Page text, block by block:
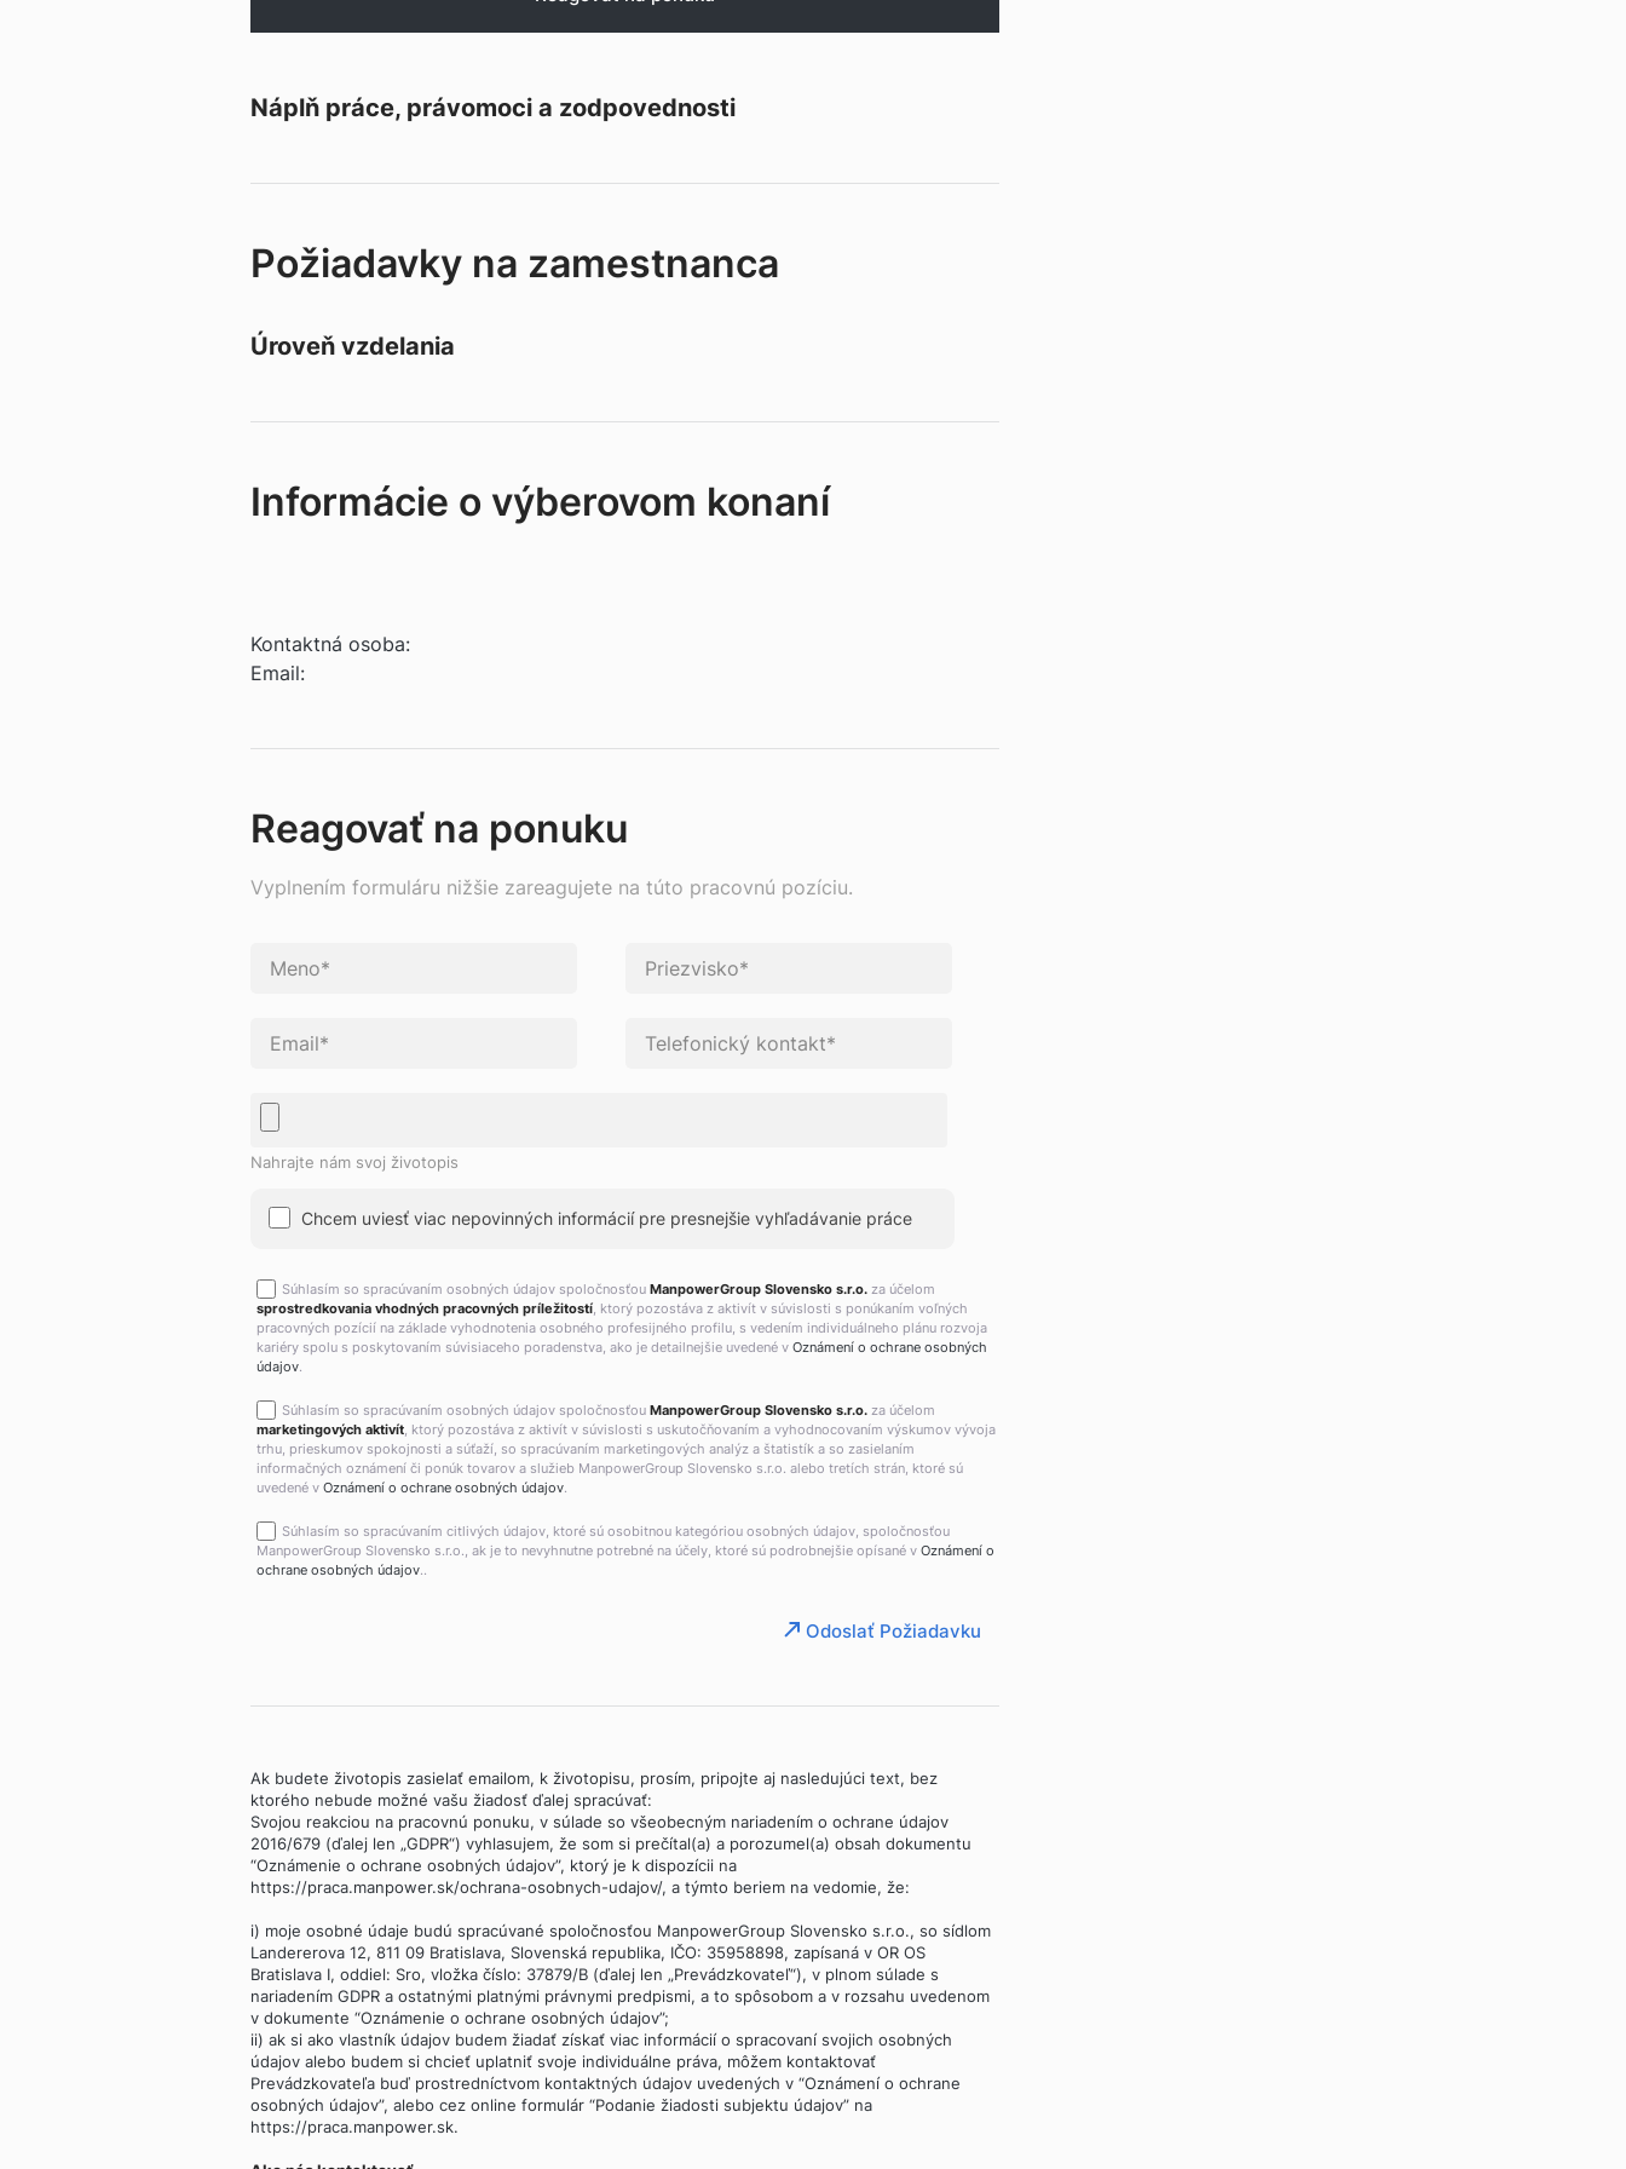
Náplň práce, právomoci a zodpovednosti
Požiadavky na zamestnanca
Úroveň vzdelania
Informácie o výberovom konaní
Kontaktná osoba:
Email:
Reagovať na ponuku
Vyplnením formuláru nižšie zareagujete na túto pracovnú pozíciu.
Nahrajte nám svoj životopis
Chcem uviesť viac nepovinných informácií pre presnejšie vyhľadávanie práce
Súhlasím so spracúvaním osobných údajov spoločnosťou ManpowerGroup Slovensko s.r.o. za účelom
sprostredkovania vhodných pracovných príležitostí, ktorý pozostáva z aktivít v súvislosti s ponúkaním voľných
pracovných pozícií na základe vyhodnotenia osobného profesijného profilu, s vedením individuálneho plánu rozvoja
kariéry spolu s poskytovaním súvisiaceho poradenstva, ako je detailnejšie uvedené v Oznámení o ochrane osobných
údajov.
Súhlasím so spracúvaním osobných údajov spoločnosťou ManpowerGroup Slovensko s.r.o. za účelom
marketingových aktivít, ktorý pozostáva z aktivít v súvislosti s uskutočňovaním a vyhodnocovaním výskumov vývoja
trhu, prieskumov spokojnosti a súťaží, so spracúvaním marketingových analýz a štatistík a so zasielaním
informačných oznámení či ponúk tovarov a služieb ManpowerGroup Slovensko s.r.o. alebo tretích strán, ktoré sú
uvedené v Oznámení o ochrane osobných údajov.
Súhlasím so spracúvaním citlivých údajov, ktoré sú osobitnou kategóriou osobných údajov, spoločnosťou
ManpowerGroup Slovensko s.r.o., ak je to nevyhnutne potrebné na účely, ktoré sú podrobnejšie opísané v Oznámení o
ochrane osobných údajov..
Odoslať Požiadavku
Ak budete životopis zasielať emailom, k životopisu, prosím, pripojte aj nasledujúci text, bez
ktorého nebude možné vašu žiadosť ďalej spracúvať:
Svojou reakciou na pracovnú ponuku, v súlade so všeobecným nariadením o ochrane údajov
2016/679 (ďalej len „GDPR“) vyhlasujem, že som si prečítal(a) a porozumel(a) obsah dokumentu
“Oznámenie o ochrane osobných údajov”, ktorý je k dispozícii na
https://praca.manpower.sk/ochrana-osobnych-udajov/, a týmto beriem na vedomie, že:
i) moje osobné údaje budú spracúvané spoločnosťou ManpowerGroup Slovensko s.r.o., so sídlom
Landererova 12, 811 09 Bratislava, Slovenská republika, IČO: 35958898, zapísaná v OR OS
Bratislava I, oddiel: Sro, vložka číslo: 37879/B (ďalej len „Prevádzkovateľ“), v plnom súlade s
nariadením GDPR a ostatnými platnými právnymi predpismi, a to spôsobom a v rozsahu uvedenom
v dokumente “Oznámenie o ochrane osobných údajov”;
ii) ak si ako vlastník údajov budem žiadať získať viac informácií o spracovaní svojich osobných
údajov alebo budem si chcieť uplatniť svoje individuálne práva, môžem kontaktovať
Prevádzkovateľa buď prostredníctvom kontaktných údajov uvedených v “Oznámení o ochrane
osobných údajov”, alebo cez online formulár “Podanie žiadosti subjektu údajov” na
https://praca.manpower.sk.